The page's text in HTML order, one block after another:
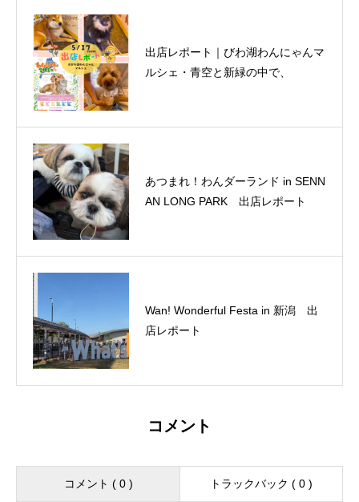
出店レポート｜びわ湖わんにゃんマ
ルシェ・青空と新緑の中で、
あつまれ！わんダーランド in SENN
AN LONG PARK 出店レポート
Wan! Wonderful Festa in 新潟 出
店レポート
コメント
コメント ( 0 ) トラックバック ( 0 )